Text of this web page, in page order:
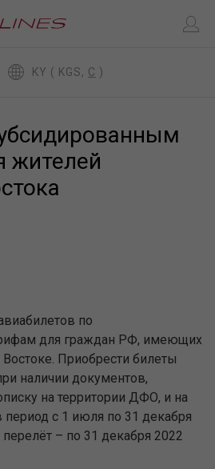
KY ( KGS, C )
жителей
по
для граждан РФ, имеющих
Приобрести билеты
наличии документов,
на территории ДФО, и на
период с 1 июля по 31 декабря
– по 31 декабря 2022